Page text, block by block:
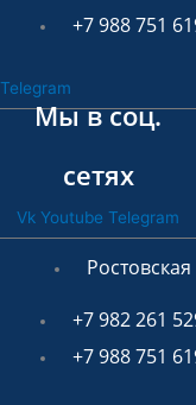
+7 988 751
Telegram
Мы в соц.
сетях
Vk Youtube Telegram
+7 982 261
+7 988 751